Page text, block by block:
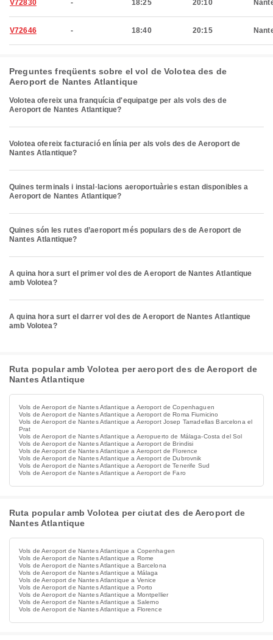
V72830 - 18:25 20:10
V72646 - 18:40 20:15
Preguntes freqüents sobre el vol de Volotea des de
Aeroport de Nantes Atlantique
Volotea ofereix una franquícia d'equipatge per als vols des de
Aeroport de Nantes Atlantique?
Volotea ofereix facturació en línia per als vols des de Aeroport de
Nantes Atlantique?
Quines terminals i instal·lacions aeroportuàries estan disponibles a
Aeroport de Nantes Atlantique?
Quines són les rutes d’aeroport més populars des de Aeroport de
Nantes Atlantique?
A quina hora surt el primer vol des de Aeroport de Nantes Atlantique
amb Volotea?
A quina hora surt el darrer vol des de Aeroport de Nantes Atlantique
amb Volotea?
Ruta popular amb Volotea per aeroport des de Aeroport de
Nantes Atlantique
Vols de Aeroport de Nantes Atlantique a Aeroport de Copenhaguen
Vols de Aeroport de Nantes Atlantique a Aeroport de Roma Fiumicino
Vols de Aeroport de Nantes Atlantique a Aeroport Josep Tarradellas Barcelona el
Prat
Vols de Aeroport de Nantes Atlantique a Aeropuerto de Málaga-Costa del Sol
Vols de Aeroport de Nantes Atlantique a Aeroport de Brindisi
Vols de Aeroport de Nantes Atlantique a Aeroport de Florence
Vols de Aeroport de Nantes Atlantique a Aeroport de Dubrovnik
Vols de Aeroport de Nantes Atlantique a Aeroport de Tenerife Sud
Vols de Aeroport de Nantes Atlantique a Aeroport de Faro
Ruta popular amb Volotea per ciutat des de Aeroport de
Nantes Atlantique
Vols de Aeroport de Nantes Atlantique a Copenhagen
Vols de Aeroport de Nantes Atlantique a Rome
Vols de Aeroport de Nantes Atlantique a Barcelona
Vols de Aeroport de Nantes Atlantique a Málaga
Vols de Aeroport de Nantes Atlantique a Venice
Vols de Aeroport de Nantes Atlantique a Porto
Vols de Aeroport de Nantes Atlantique a Montpellier
Vols de Aeroport de Nantes Atlantique a Salerno
Vols de Aeroport de Nantes Atlantique a Florence